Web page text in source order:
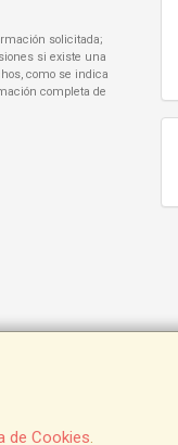
de Cookies.
solicitada;
si existe una
como se indica
completa de